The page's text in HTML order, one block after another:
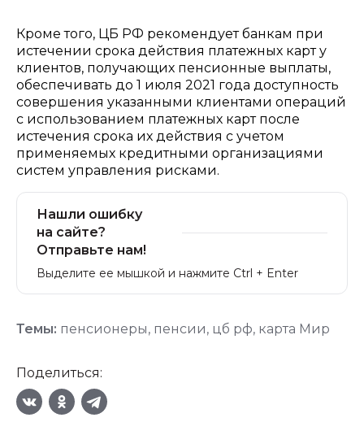
Кроме того, ЦБ РФ рекомендует банкам при
истечении срока действия платежных карт у
клиентов, получающих пенсионные выплаты,
обеспечивать до 1 июля 2021 года доступность
совершения указанными клиентами операций
с использованием платежных карт после
истечения срока их действия с учетом
применяемых кредитными организациями
систем управления рисками.
Нашли ошибку
на сайте?
Отправьте нам!
Выделите ее мышкой и нажмите Ctrl + Enter
Темы: пенсионеры, пенсии, цб рф, карта Мир
Поделиться: